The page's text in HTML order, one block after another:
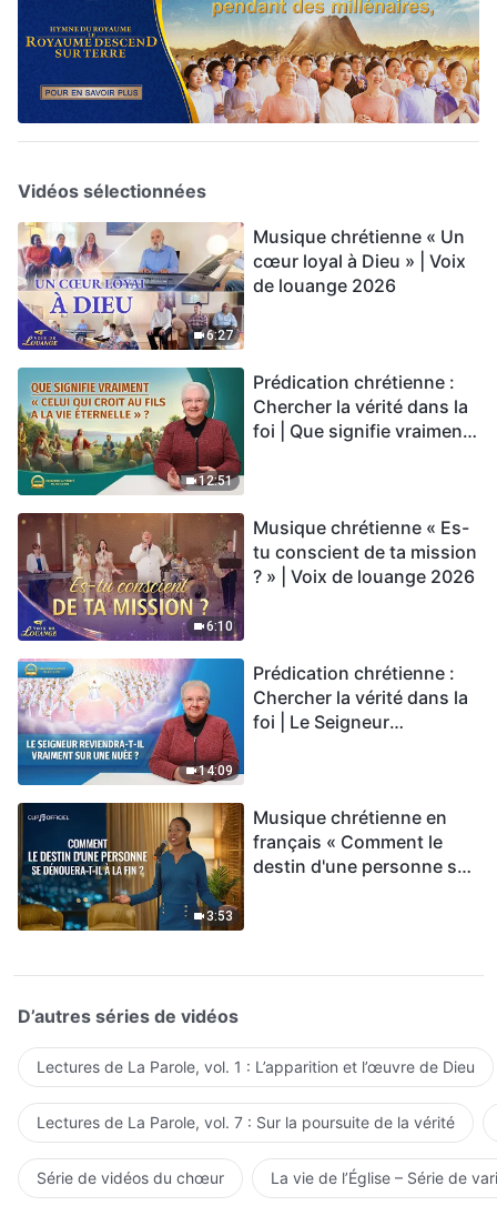
Vidéos sélectionnées
6:27
Musique chrétienne « Un
cœur loyal à Dieu » | Voix
de louange 2026
12:51
Prédication chrétienne :
Chercher la vérité dans la
foi | Que signifie vraiment
6:10
Musique chrétienne « Es-
tu conscient de ta mission
? » | Voix de louange 2026
14:09
Prédication chrétienne :
Chercher la vérité dans la
foi | Le Seigneur
3:53
Musique chrétienne en
français « Comment le
destin d'une personne se
D’autres séries de vidéos
Lectures de La Parole, vol. 1 : L’apparition et l’œuvre de Dieu
Lectures de La Parole, vol. 7 : Sur la poursuite de la vérité
Série de vidéos du chœur La vie de l’Église – Série de